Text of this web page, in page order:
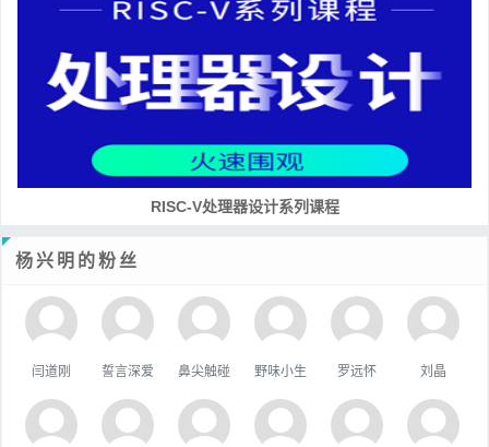
RISC-V处理器设计系列课程
杨兴明的粉丝
闫道刚 誓言深爱 鼻尖触碰 野味小生 罗远怀 刘晶